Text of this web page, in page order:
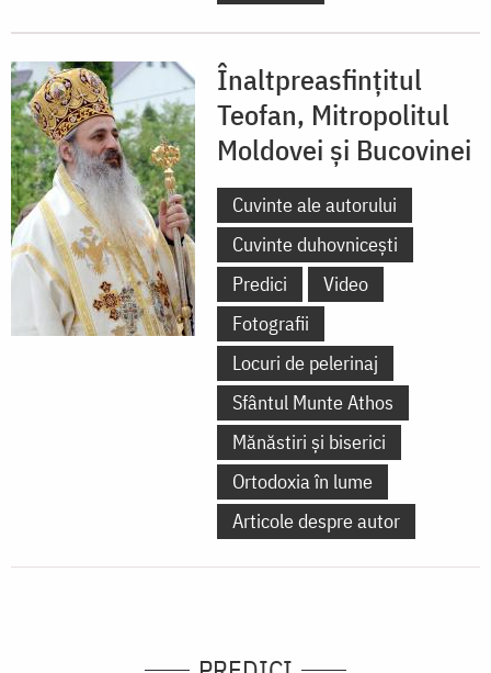
Înaltpreasfințitul
Teofan, Mitropolitul
Moldovei și Bucovinei
Cuvinte ale autorului
Cuvinte duhovnicești
Predici
Video
Fotografii
Locuri de pelerinaj
Sfântul Munte Athos
Mănăstiri și biserici
Ortodoxia în lume
Articole despre autor